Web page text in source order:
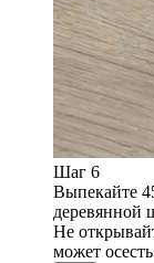
Шаг 6
Выпекайте
деревянной
Не
может